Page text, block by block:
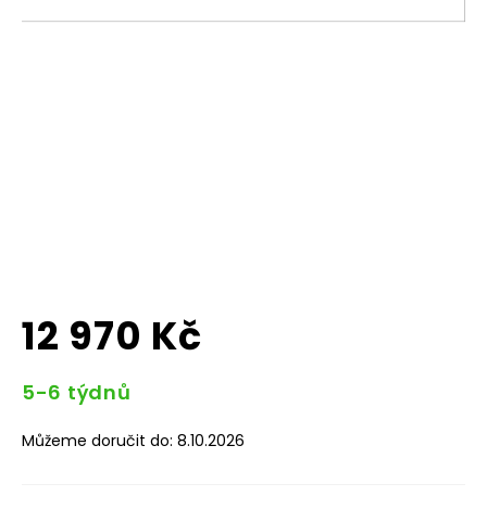
12 970 Kč
Měrná
cena:
5-6 týdnů
Můžeme doručit do: 8.10.2026